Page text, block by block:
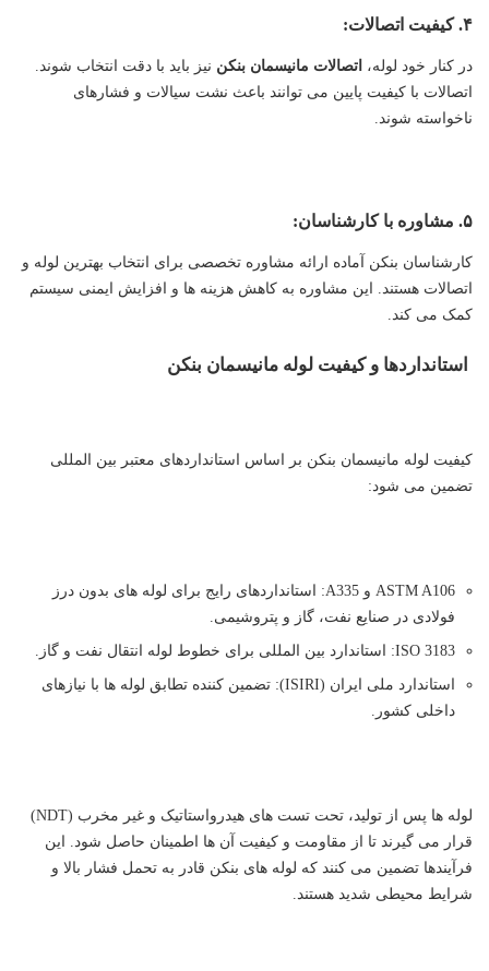
۴. کیفیت اتصالات:
در کنار خود لوله، اتصالات مانیسمان بنکن نیز باید با دقت انتخاب شوند.
اتصالات با کیفیت پایین می توانند باعث نشت سیالات و فشارهای
ناخواسته شوند.
۵. مشاوره با کارشناسان:
کارشناسان بنکن آماده ارائه مشاوره تخصصی برای انتخاب بهترین لوله و
اتصالات هستند. این مشاوره به کاهش هزینه ها و افزایش ایمنی سیستم
کمک می کند.
استانداردها و کیفیت لوله مانیسمان بنکن
کیفیت لوله مانیسمان بنکن بر اساس استانداردهای معتبر بین المللی
تضمین می شود:
ASTM A106 و A335: استانداردهای رایج برای لوله های بدون درز
فولادی در صنایع نفت، گاز و پتروشیمی.
ISO 3183: استاندارد بین المللی برای خطوط لوله انتقال نفت و گاز.
استاندارد ملی ایران (ISIRI): تضمین کننده تطابق لوله ها با نیازهای
داخلی کشور.
لوله ها پس از تولید، تحت تست های هیدرواستاتیک و غیر مخرب (NDT)
قرار می گیرند تا از مقاومت و کیفیت آن ها اطمینان حاصل شود. این
فرآیندها تضمین می کنند که لوله های بنکن قادر به تحمل فشار بالا و
شرایط محیطی شدید هستند.